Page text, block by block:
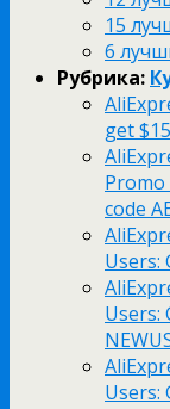
15
6
Рубрика:
get
Promo
code
Users:
Users:
Users: